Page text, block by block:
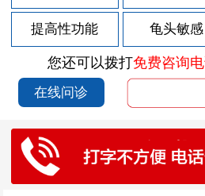
男性前列腺炎的症状有哪些
男性前列腺炎的症状如何表现
包皮上有红斑块
包皮上有点溃烂
导致男性早泄的原因是什么呢
提高性功能 龟头敏感
您还可以拨打免费咨询
在线问诊